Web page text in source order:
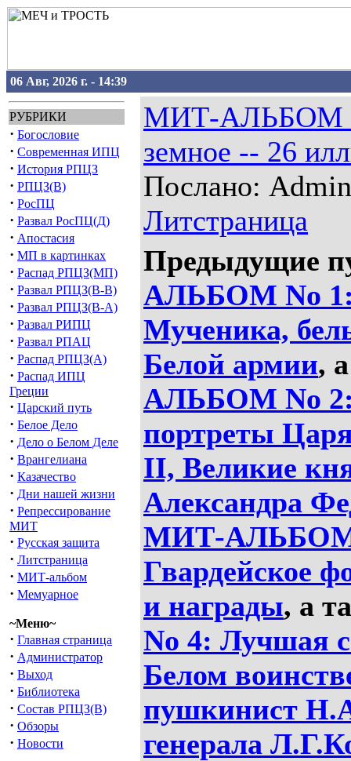
06 Авг, 2026 г. - 14:39
РУБРИКИ
· Богословие
· Современная ИПЦ
· История РПЦЗ
· РПЦЗ(В)
· РосПЦ
· Развал РосПЦ(Д)
· Апостасия
· МП в картинках
· Распад РПЦЗ(МП)
· Развал РПЦЗ(В-В)
· Развал РПЦЗ(В-А)
· Развал РИПЦ
· Развал РПАЦ
· Распад РПЦЗ(А)
· Распад ИПЦ
Греции
· Царский путь
· Белое Дело
· Дело о Белом Деле
· Врангелиана
· Казачество
· Дни нашей жизни
· Репрессирование
МИТ
· Русская защита
· Литстраница
· МИТ-альбом
· Мемуарное
~Меню~
· Главная страница
· Администратор
· Выход
· Библиотека
· Состав РПЦЗ(В)
· Обзоры
· Новости
МИТ-АЛЬБОМ
земное -- 26
Послано:
Литстраница
Предыдущие
АЛЬБОМ No 1:
Мученика,
Белой армии,
АЛЬБОМ No
портреты
II, Великие
Александра
МИТ-АЛЬБОМ
Гвардейское
и награды, а
No 4: Лучшая
Белом
пушкинист
генерала